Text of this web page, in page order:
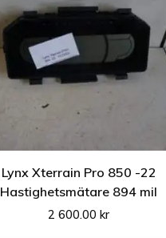
Lynx Xterrain Pro 850 -22
Hastighetsmätare 894 mil
2 600.00kr